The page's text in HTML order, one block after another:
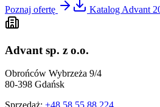
Poznaj ofertę Katalog Advant
Advant sp. z o.o.
Obrońców Wybrzeża 9/4
80-398 Gdańsk